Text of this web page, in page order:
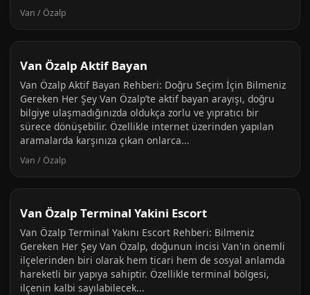
Van / Özalp
Van Özalp Aktif Bayan
Van Özalp Aktif Bayan Rehberi: Doğru Seçim İçin Bilmeniz
Gereken Her Şey Van Özalp’te aktif bayan arayışı, doğru
bilgiye ulaşmadığınızda oldukça zorlu ve yıpratıcı bir
sürece dönüşebilir. Özellikle internet üzerinden yapılan
aramalarda karşınıza çıkan onlarca...
Van / Özalp
Van Özalp Terminal Yakini Escort
Van Özalp Terminal Yakını Escort Rehberi: Bilmeniz
Gereken Her Şey Van Özalp, doğunun incisi Van'ın önemli
ilçelerinden biri olarak hem ticari hem de sosyal anlamda
hareketli bir yapıya sahiptir. Özellikle terminal bölgesi,
ilçenin kalbi sayılabilecek...